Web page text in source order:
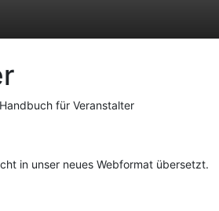
für Veranstalter
in unser neues Webformat übersetzt.